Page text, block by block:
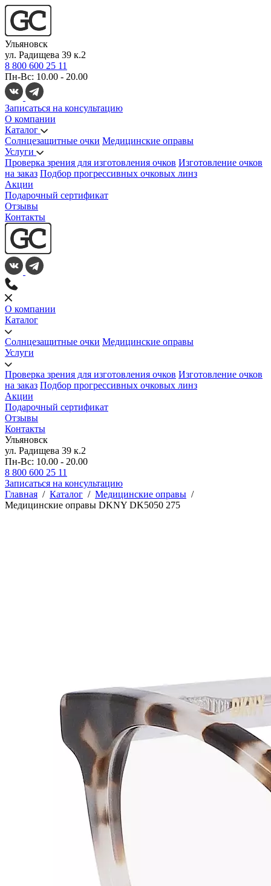
Ульяновск
ул. Радищева 39 к.2
8 800 600 25 11
Пн-Вс: 10.00 - 20.00
Записаться на консультацию
О компании
Каталог
Солнцезащитные очки Медицинские оправы
Услуги
Проверка зрения для изготовления очков Изготовление очков
на заказ Подбор прогрессивных очковых линз
Акции
Подарочный сертификат
Отзывы
Контакты
О компании
Каталог
Солнцезащитные очки Медицинские оправы
Услуги
Проверка зрения для изготовления очков Изготовление очков
на заказ Подбор прогрессивных очковых линз
Акции
Подарочный сертификат
Отзывы
Контакты
Ульяновск
ул. Радищева 39 к.2
Пн-Вс: 10.00 - 20.00
8 800 600 25 11
Записаться на консультацию
Главная / Каталог / Медицинские оправы /
Медицинские оправы DKNY DK5050 275